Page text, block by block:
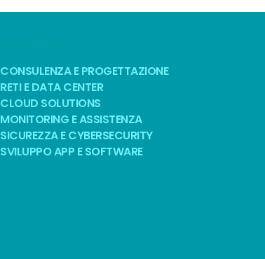
CONSULENZA E PROGETTAZIONE
RETI E DATA CENTER
CLOUD SOLUTIONS
MONITORING E ASSISTENZA
SICUREZZA E CYBERSECURITY
SVILUPPO APP E SOFTWARE